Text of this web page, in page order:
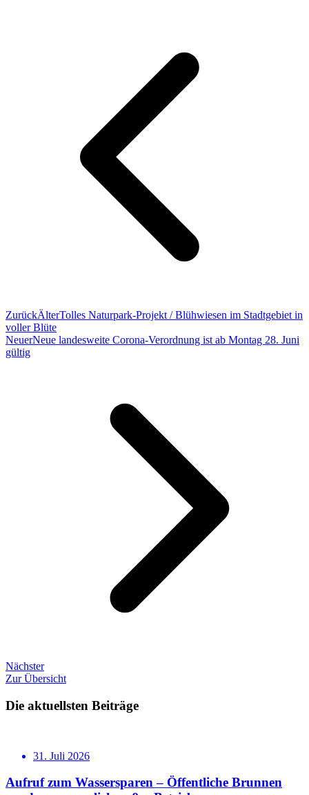
ZurückÄlterTolles Naturpark-Projekt / Blühwiesen im Stadtgebiet in
voller Blüte
NeuerNeue landesweite Corona-Verordnung ist ab Montag 28. Juni
gültig
Nächster
Zur Übersicht
Die aktuellsten Beiträge
31. Juli 2026
Aufruf zum Wassersparen – Öffentliche Brunnen